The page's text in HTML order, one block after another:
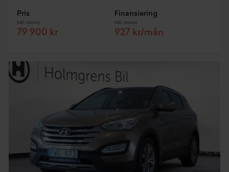
Pris
Inkl. moms
79 900 kr
Finansiering
Inkl. moms
927 kr/mån